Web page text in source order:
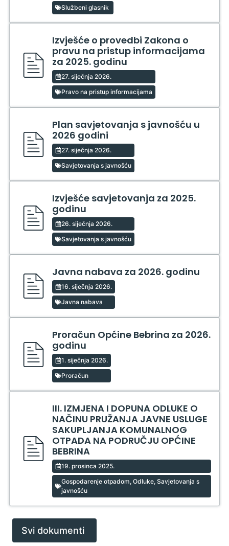
Službeni glasnik
Izvješće o provedbi Zakona o
pravu na pristup informacijama
za 2025. godinu
27. siječnja 2026.
Pravo na pristup informacijama
Plan savjetovanja s javnošću u
2026 godini
27. siječnja 2026.
Savjetovanja s javnošću
Izvješće savjetovanja za 2025.
godinu
26. siječnja 2026.
Savjetovanja s javnošću
Javna nabava za 2026. godinu
16. siječnja 2026.
Javna nabava
Proračun Općine Bebrina za 2026.
godinu
1. siječnja 2026.
Proračun
III. IZMJENA I DOPUNA ODLUKE O
NAČINU PRUŽANJA JAVNE USLUGE
SAKUPLJANJA KOMUNALNOG
OTPADA NA PODRUČJU OPĆINE
BEBRINA
19. prosinca 2025.
Gospodarenje otpadom, Odluke, Savjetovanja s
javnošću
Svi dokumenti